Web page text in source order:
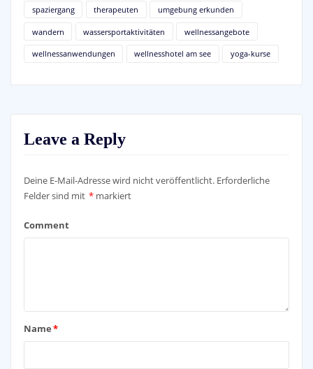
spaziergang therapeuten umgebung erkunden
wandern wassersportaktivitäten wellnessangebote
wellnessanwendungen wellnesshotel am see yoga-kurse
Leave a Reply
Deine E-Mail-Adresse wird nicht veröffentlicht. Erforderliche
Felder sind mit * markiert
Comment
Name*